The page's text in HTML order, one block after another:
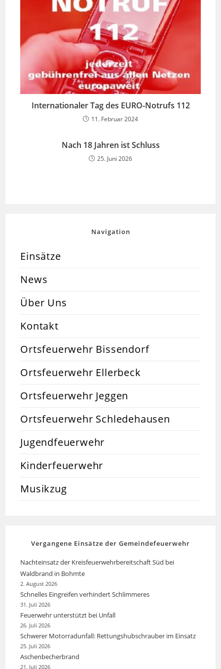
Internationaler Tag des EURO-Notrufs 112
11. Februar 2024
Nach 18 Jahren ist Schluss
25. Juni 2026
Navigation
Einsätze
News
Über Uns
Kontakt
Ortsfeuerwehr Bissendorf
Ortsfeuerwehr Ellerbeck
Ortsfeuerwehr Jeggen
Ortsfeuerwehr Schledehausen
Jugendfeuerwehr
Kinderfeuerwehr
Musikzug
Vergangene Einsätze der Gemeindefeuerwehr
Nachteinsatz der Kreisfeuerwehrbereitschaft Süd bei
Waldbrand in Bohmte
2. August 2026
Schnelles Eingreifen verhindert Schlimmeres
31. Juli 2026
Feuerwehr unterstützt bei Unfall
26. Juli 2026
Schwerer Motorradunfall: Rettungshubschrauber im Einsatz
25. Juli 2026
Aschenbecherbrand
21. Juli 2026